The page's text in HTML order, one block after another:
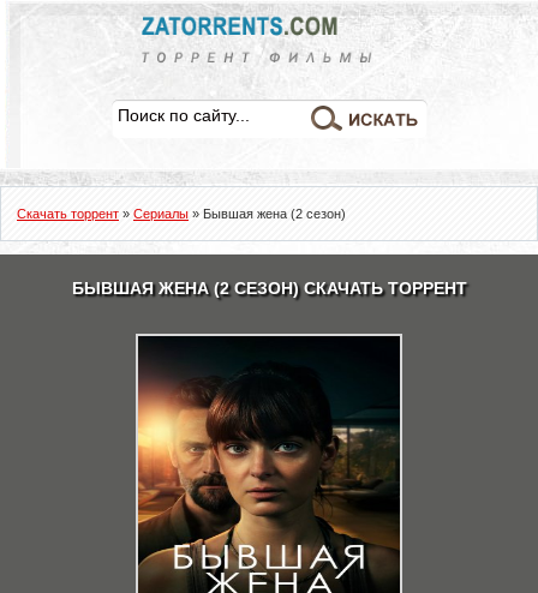
Скачать торрент » Сериалы » Бывшая жена (2 сезон)
БЫВШАЯ ЖЕНА (2 СЕЗОН) СКАЧАТЬ ТОРРЕНТ